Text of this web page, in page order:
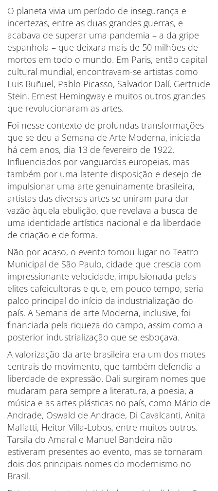
O planeta vivia um período de insegurança e
incertezas, entre as duas grandes guerras, e
acabava de superar uma pandemia – a da gripe
espanhola – que deixara mais de 50 milhões de
mortos em todo o mundo. Em Paris, então capital
cultural mundial, encontravam-se artistas como
Luis Buñuel, Pablo Picasso, Salvador Dalí, Gertrude
Stein, Ernest Hemingway e muitos outros grandes
que revolucionaram as artes.
Foi nesse contexto de profundas transformações
que se deu a Semana de Arte Moderna, iniciada
há cem anos, dia 13 de fevereiro de 1922.
Influenciados por vanguardas europeias, mas
também por uma latente disposição e desejo de
impulsionar uma arte genuinamente brasileira,
artistas das diversas artes se uniram para dar
vazão àquela ebulição, que revelava a busca de
uma identidade artística nacional e da liberdade
de criação e de forma.
Não por acaso, o evento tomou lugar no Teatro
Municipal de São Paulo, cidade que crescia com
impressionante velocidade, impulsionada pelas
elites cafeicultoras e que, em pouco tempo, seria
palco principal do início da industrialização do
país. A Semana de arte Moderna, inclusive, foi
financiada pela riqueza do campo, assim como a
posterior industrialização que se esboçava.
A valorização da arte brasileira era um dos motes
centrais do movimento, que também defendia a
liberdade de expressão. Dali surgiram nomes que
mudaram para sempre a literatura, a poesia, a
música e as artes plásticas no país, como Mário de
Andrade, Oswald de Andrade, Di Cavalcanti, Anita
Malfatti, Heitor Villa-Lobos, entre muitos outros.
Tarsila do Amaral e Manuel Bandeira não
estiveram presentes ao evento, mas se tornaram
dois dos principais nomes do modernismo no
Brasil.